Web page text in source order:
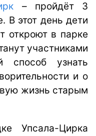
– пройдёт 3
В этот день дети
откроют в парке
участниками
способ узнать
и о
жизнь старым
Упсала-Цирка